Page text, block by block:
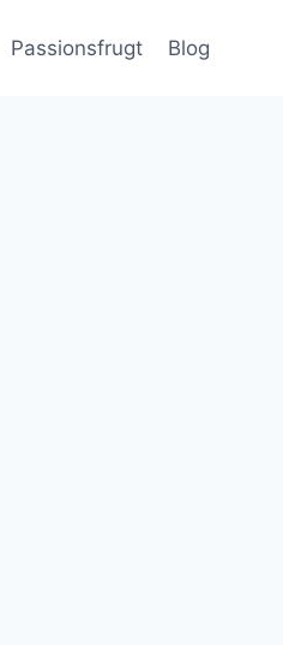
Passionsfrugt Blog